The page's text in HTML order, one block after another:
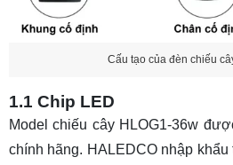
Cấu tạo của đèn chiếu
1.1 Chip LED
Model chiếu cây HLOG1-36w
chính hãng. HALEDCO nhập